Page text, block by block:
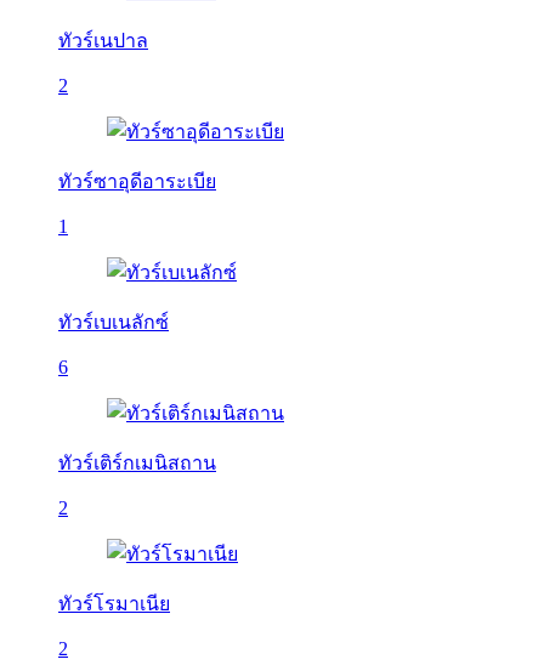
ทัวร์เนปาล
2
ทัวร์ซาอุดีอาระเบีย
1
ทัวร์เบเนลักซ์
6
ทัวร์เติร์กเมนิสถาน
2
ทัวร์โรมาเนีย
2